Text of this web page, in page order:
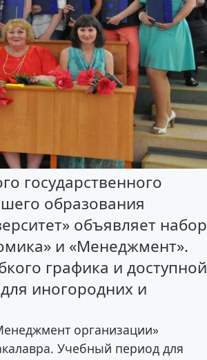
государственного
образования
объявляет набор
и «Менеджмент».
графика и доступной
иногородних и
организации»
Учебный период для